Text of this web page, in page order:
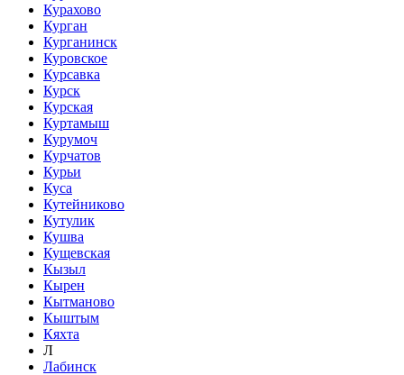
Курахово
Курган
Курганинск
Куровское
Курсавка
Курск
Курская
Куртамыш
Курумоч
Курчатов
Курьи
Куса
Кутейниково
Кутулик
Кушва
Кущевская
Кызыл
Кырен
Кытманово
Кыштым
Кяхта
Л
Лабинск